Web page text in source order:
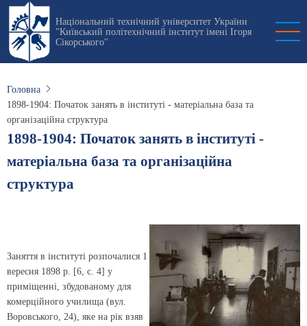
Перейти
основного
вмісту
Національний технічний університет України
"Київський політехнічний інститут імені Ігоря
Сікорського"
Головна
1898-1904: Початок занять в інституті - матеріальна база та
організаційна структура
1898-1904: Початок занять в інституті -
матеріальна база та організаційна
структура
Заняття в інституті розпочалися 1
вересня 1898 р. [6, с. 4] у
приміщенні, збудованому для
комерційного училища (вул.
Воровського, 24), яке на рік взяв